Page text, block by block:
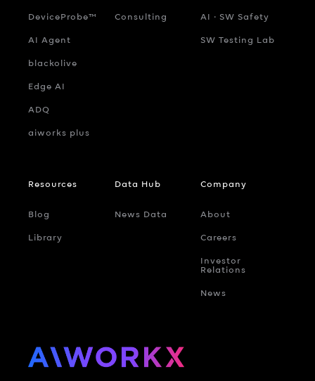
DeviceProbe™
AI Agent
blackolive
Edge AI
ADQ
aiworks plus
Consulting AI ‧ SW Safety
SW Testing Lab
Resources
Blog
Library
Data Hub
News Data
Company
About
Careers
Investor
Relations
News